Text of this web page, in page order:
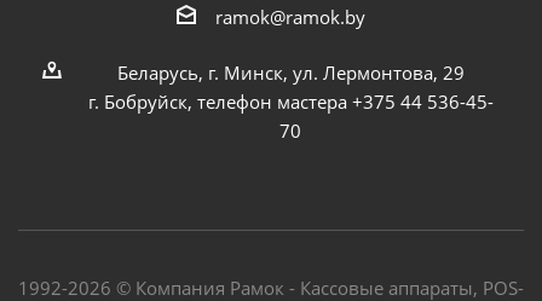
ramok@ramok.by
Беларусь, г. Минск, ул. Лермонтова, 29
г. Бобруйск, телефон мастера +375 44 536-45-
70
1992-2026 © Компания Рамок - Кассовые аппараты, POS-